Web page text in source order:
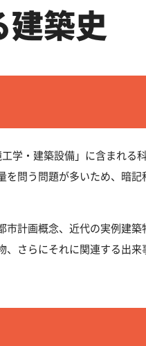
建築史
学・建築設備」に含まれる
を問う問題が多いため、暗
計画概念、近代の実例建築
さらにそれに関連する出